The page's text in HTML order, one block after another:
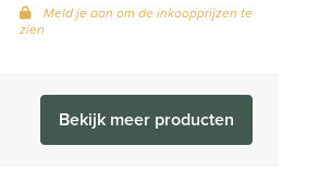
Meld je aan om de inkoopprijzen te
zien
Bekijk meer producten